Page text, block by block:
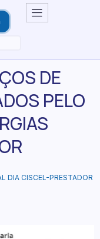
DE
PELO
DIA CISCEL-PRESTADOR